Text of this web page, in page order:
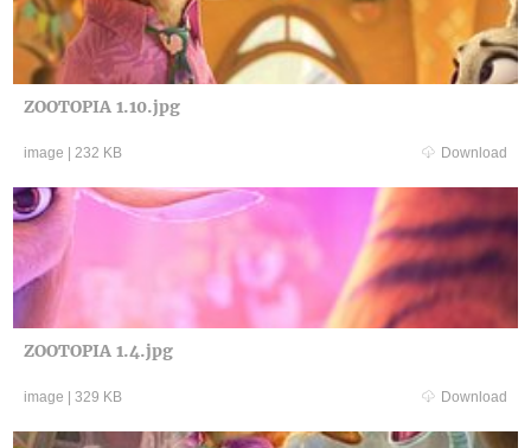
ZOOTOPIA 1.10.jpg
image | 232 KB Download
ZOOTOPIA 1.4.jpg
image | 329 KB Download